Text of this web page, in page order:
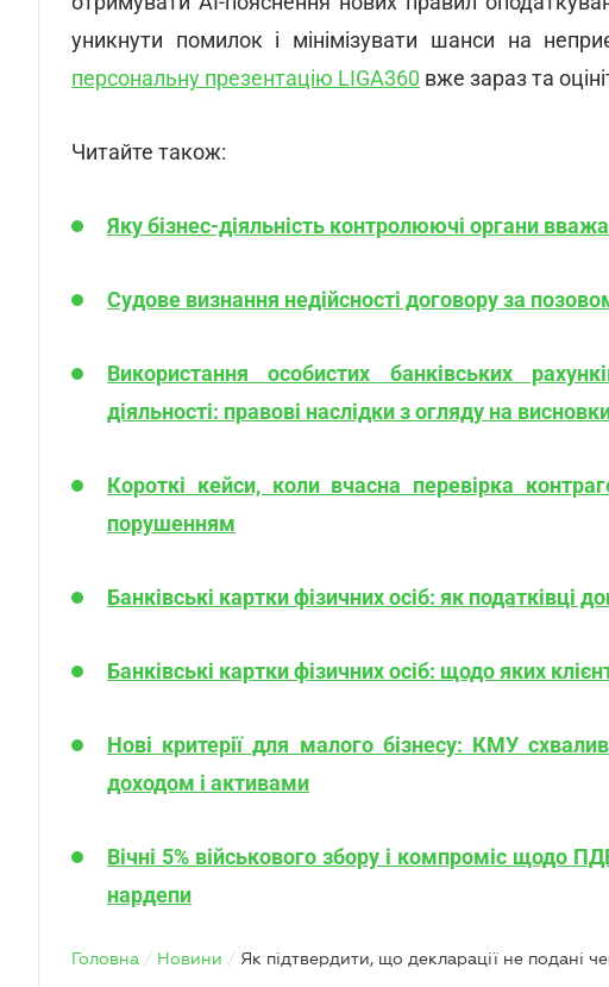
отримувати AI-пояснення нових правил
уникнути помилок і мінімізувати шанси на
персональну презентацію LIGA360 вже зараз та
Читайте також:
Яку бізнес-діяльність контролюючі органи
Судове визнання недійсності договору за
Використання особистих банківських
діяльності: правові наслідки з огляду на
Короткі кейси, коли вчасна перевірка
порушенням
Банківські картки фізичних осіб: як податківці
Банківські картки фізичних осіб: щодо яких
Нові критерії для малого бізнесу: КМУ
доходом і активами
Вічні 5% військового збору і компроміс щодо
нардепи
Головна / Новини /